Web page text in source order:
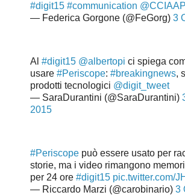
#digit15 #communication
— Federica Gorgone (@FeGorg) 3
Al #digit15 @albertopi ci spiega
usare #Periscope: #breakingnews,
prodotti tecnologici @digit_tweet
— SaraDurantini (@SaraDurantini)
2015
#Periscope può essere usato per
storie, ma i video rimangono
per 24 ore #digit15 pic.twitter.com/
— Riccardo Marzi (@carobinario) 3